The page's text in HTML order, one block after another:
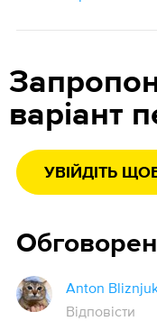
варіант
УВІЙДІТЬ
Anton
Відповісти